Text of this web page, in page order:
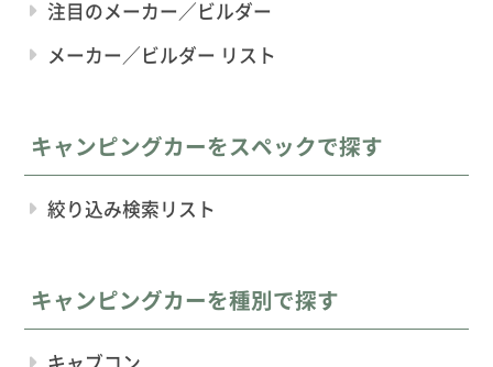
注目のメーカー／ビルダー
メーカー／ビルダー リスト
キャンピングカーをスペックで探す
絞り込み検索リスト
キャンピングカーを種別で探す